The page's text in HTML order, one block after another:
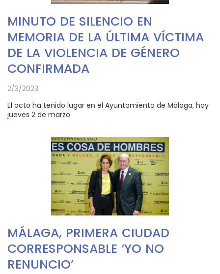
MINUTO DE SILENCIO EN
MEMORIA DE LA ÚLTIMA VÍCTIMA
DE LA VIOLENCIA DE GÉNERO
CONFIRMADA
2/3/2023
El acto ha tenido lugar en el Ayuntamiento de Málaga, hoy
jueves 2 de marzo
MÁLAGA, PRIMERA CIUDAD
CORRESPONSABLE ‘YO NO
RENUNCIO’